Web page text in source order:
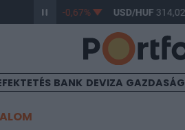
362,98 -0,67% USD/HUF314,02
BANK DEVIZA GAZDASÁG